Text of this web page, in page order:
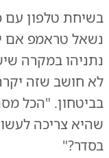
בשיחת טלפון עם
נשאל טראמפ אם
נתניהו במקרה
לא חושב שזה
בביטחון. "הכל
שהיא צריכה
בסדר?"